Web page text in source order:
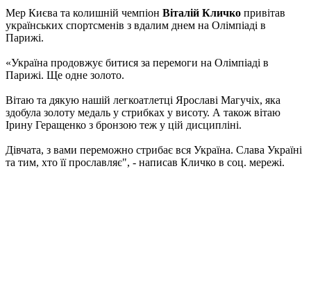
Мер Києва та колишній чемпіон Віталій Кличко привітав
українських спортсменів з вдалим днем на Олімпіаді в
Парижі.
«Україна продовжує битися за перемоги на Олімпіаді в
Парижі. Ще одне золото.
Вітаю та дякую нашій легкоатлетці Ярославі Магучіх, яка
здобула золоту медаль у стрибках у висоту. А також вітаю
Ірину Геращенко з бронзою теж у цій дисципліні.
Дівчата, з вами переможно стрибає вся Україна. Слава Україні
та тим, хто її прославляє", - написав Кличко в соц. мережі.